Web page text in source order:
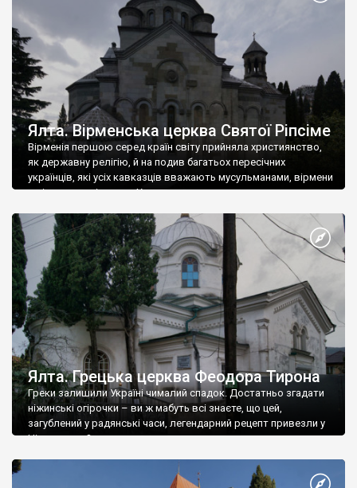
Ялта. Вірменська церква Святої Ріпсіме
Вірменія першою серед країн світу прийняла християнство,
як державну релігію, й на подив багатьох пересічних
українців, які усіх кавказців вважають мусульманами, вірмени
є відданими вірянами Христа
Ялта. Грецька церква Феодора Тирона
Греки залишили Україні чималий спадок. Достатньо згадати
ніжинські огірочки – ви ж мабуть всі знаєте, що цей,
загублений у радянські часи, легендарний рецепт привезли у
Ніжин греки?